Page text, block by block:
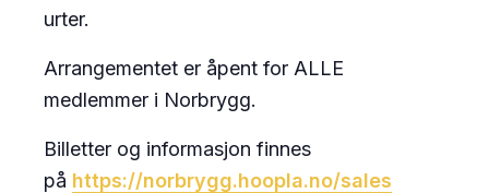
urter.
Arrangementet er åpent for ALLE
medlemmer i Norbrygg.
Billetter og informasjon finnes
på https://norbrygg.hoopla.no/sales